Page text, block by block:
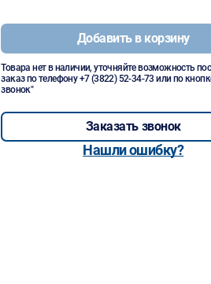
Добавить в корзину
Товара нет в наличии, уточняйте возможность
заказ по телефону+7 (3822) 52-34-73 или по
звонок"
Заказать звонок
Нашли ошибку?